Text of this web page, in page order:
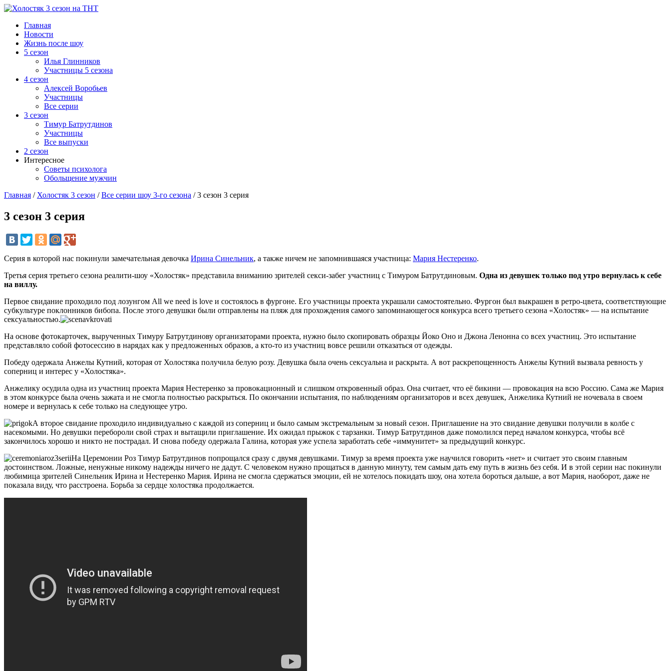
Главная
Новости
Жизнь после шоу
5 сезон
Илья Глинников
Участницы 5 сезона
4 сезон
Алексей Воробьев
Участницы
Все серии
3 сезон
Тимур Батрутдинов
Участницы
Все выпуски
2 сезон
Интересное
Советы психолога
Обольщение мужчин
Главная / Холостяк 3 сезон /Все серии шоу 3-го сезона /3 сезон 3 серия
3 сезон 3 серия
Серия в которой нас покинули замечательная девочка Ирина Синельник, а также ничем не запомнившаяся участница: Мария Нестеренко.
Третья серия третьего сезона реалити-шоу «Холостяк» представила вниманию зрителей секси-забег участниц с Тимуром Батрутдиновым. Одна из девушек только под утро вернулась к себе
на виллу.
Первое свидание проходило под лозунгом All we need is love и состоялось в фургоне. Его участницы проекта украшали самостоятельно. Фургон был выкрашен в ретро-цвета, соответствующие
субкультуре поклонников бибопа. После этого девушки были отправлены на пляж для прохождения самого запоминающегося конкурса всего третьего сезона «Холостяк» — на испытание
сексуальностью.
На основе фотокарточек, вырученных Тимуру Батрутдинову организаторами проекта, нужно было скопировать образцы Йоко Оно и Джона Ленонна со всех участниц. Это испытание
представляло собой фотосессию в нарядах как у предложенных образов, а кто-то из участниц вовсе решили отказаться от одежды.
Победу одержала Анжелы Кутний, которая от Холостяка получила белую розу. Девушка была очень сексуальна и раскрыта. А вот раскрепощенность Анжелы Кутний вызвала ревность у
соперниц и интерес у «Холостяка».
Анжелику осудила одна из участниц проекта Мария Нестеренко за провокационный и слишком откровенный образ. Она считает, что её бикини — провокация на всю Россию. Сама же Мария
в этом конкурсе была очень зажата и не смогла полностью раскрыться. По окончании испытания, по наблюдениям организаторов и всех девушек, Анжелика Кутний не ночевала в своем
номере и вернулась к себе только на следующее утро.
А второе свидание проходило индивидуально с каждой из соперниц и было самым экстремальным за новый сезон. Приглашение на это свидание девушки получили в колбе с
насекомыми. Но девушки перебороли свой страх и вытащили приглашение. Их ожидал прыжок с тарзанки. Тимур Батрутдинов даже помолился перед началом конкурса, чтобы всё
закончилось хорошо и никто не пострадал. И снова победу одержала Галина, которая уже успела заработать себе «иммунитет» за предыдущий конкурс.
На Церемонии Роз Тимур Батрутдинов попрощался сразу с двумя девушками. Тимур за время проекта уже научился говорить «нет» и считает это своим главным
достоинством. Ложные, ненужные никому надежды ничего не дадут. С человеком нужно прощаться в данную минуту, тем самым дать ему путь в жизнь без себя. И в этой серии нас покинули
любимица зрителей Синельник Ирина и Нестеренко Мария. Ирина не смогла сдержаться эмоции, ей не хотелось покидать шоу, она хотела бороться дальше, а вот Мария, наоборот, даже не
показала виду, что расстроена. Борьба за сердце холостяка продолжается.